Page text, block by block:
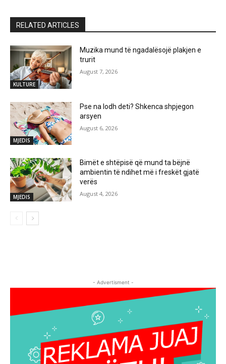
RELATED ARTICLES
KULTURE
Muzika mund të ngadalësojë plakjen e
trurit
August 7, 2026
MJEDIS
Pse na lodh deti? Shkenca shpjegon
arsyen
August 6, 2026
MJEDIS
Bimët e shtëpisë që mund ta bëjnë
ambientin të ndihet më i freskët gjatë
verës
August 4, 2026
- Advertisment -